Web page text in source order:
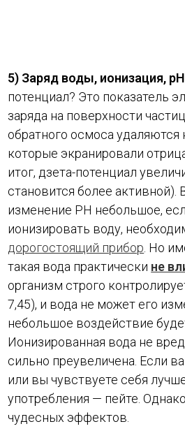
5) Заряд воды, ионизация,
потенциал? Это показатель
заряда на поверхности
обратного осмоса удаляются
которые экранировали
итог, дзета-потенциал
становится более активной).
изменение PH небольшое,
ионизировать воду,
дорогостоящий прибор . Но
такая вода практически не
организм строго
7,45), и вода не может его
небольшое воздействие
Ионизированная вода не
сильно преувеличена. Если
или вы чувствуете себя
употребления — пейте.
чудесных эффектов.